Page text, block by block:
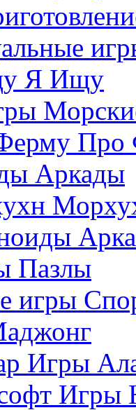
Я Ищу
Про
Аркады
Пазлы
Игры
Игры